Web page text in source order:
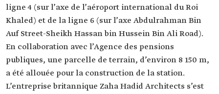
ligne 4 (sur l’axe de l’aéroport international du Roi
Khaled) et de la ligne 6 (sur l’axe Abdulrahman Bin
Auf Street-Sheikh Hassan bin Hussein Bin Ali Road).
En collaboration avec l’Agence des pensions
publiques, une parcelle de terrain, d’environ 8 150 m,
a été allouée pour la construction de la station.
L’entreprise britannique Zaha Hadid Architects s’est